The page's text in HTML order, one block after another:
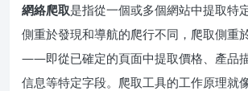
網絡爬取是指從一個或多個網站中提取特
側重於發現和導航的爬行不同，爬取側重
——即從已確定的頁面中提取價格、產品
信息等特定字段。爬取工具的工作原理就